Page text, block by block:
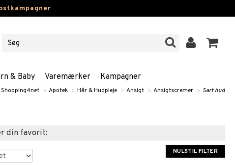
& Baby Varemærker Kampagner
Shopping4net » Apotek » Hår & Hudpleje » Ansigt » Ansigtscremer » Sart hud
din favorit:
NULSTIL FILTER